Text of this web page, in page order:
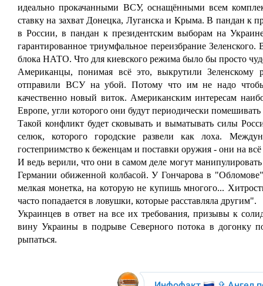
идеально прокачанными ВСУ, оснащёнными всем
ставку на захват Донецка, Луганска и Крыма. В пандан к
в России, в пандан к президентским выборам на
гарантированное триумфальное переизбрание
блока НАТО. Что для киевского режима было бы просто
Американцы, понимая всё это, выкрутили Зеленскому
отправили ВСУ на убой. Потому что им не надо
качественно новый виток. Американским интересам
Европе, угли которого они будут периодически
Такой конфликт будет сковывать и выматывать силы
селюк, которого городские развели как лоха.
гостеприимство к беженцам и поставки оружия - они на всё
И ведь верили, что они в самом деле могут
Германии обиженной колбасой. У Гончарова в
мелкая монетка, на которую не купишь многого...
часто попадается в ловушки, которые расставляла другим".
Украинцев в ответ на все их требования, призывы к
вину Украины в подрыве Северного потока в догонку
рыпаться.